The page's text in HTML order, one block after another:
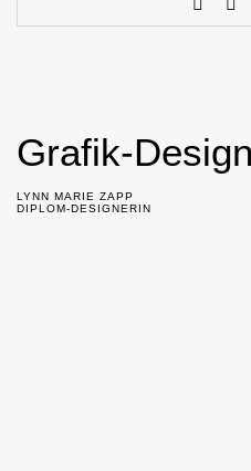
Grafik-
LYNN MARIE ZAPP
DIPLOM-DESIGNERIN